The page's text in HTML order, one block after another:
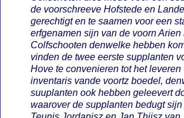
de voorschreeve Hofstede en
gerechtigt en te saamen voor een
erfgenamen sijn van de voorn Arien
Colfschooten denwelke hebben
vinden de twee eerste supplanten
Hove te convenieren tot het leveren
inventaris vande voortz boedel,
suuplanten ook hebben geleevert
waarover de supplanten bedugt